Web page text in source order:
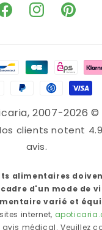
InstagramPinterest
, 2007-2026 ©
clients notent
avis.
alimentaires
d'un mode de
varié et
internet,
médical. Veuillez